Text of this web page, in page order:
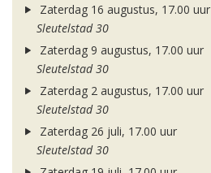
Zaterdag 16 augustus, 17.00 uur
Sleutelstad 30
Zaterdag 9 augustus, 17.00 uur
Sleutelstad 30
Zaterdag 2 augustus, 17.00 uur
Sleutelstad 30
Zaterdag 26 juli, 17.00 uur
Sleutelstad 30